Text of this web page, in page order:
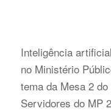
Inteligência
no Ministério
tema da Mesa 2
Servidores do MP